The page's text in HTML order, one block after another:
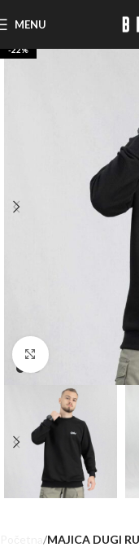
MENU
-22%
Click to enlarge
MAJICA DUGI